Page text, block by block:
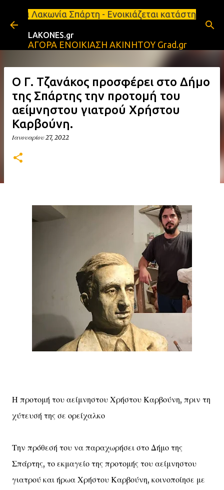
Μετάβαση στο κύριο περιεχόμενο
Σπάρτη - Ενοικιάζεται κατάστημα 134
LAKONES.gr
ΑΓΟΡΑ ΕΝΟΙΚΙΑΣΗ ΑΚΙΝΗΤΟΥ Grad.gr
Ο Γ. Τζανάκος προσφέρει στο Δήμο
της Σπάρτης την προτομή του
αείμνηστου γιατρού Χρήστου
Καρβούνη.
Ιανουαρίου 27, 2022
Η προτομή του αείμνηστου Χρήστου Καρβούνη, πριν τη
χύτευσή της σε ορείχαλκο
Την πρόθεσή του να παραχωρήσει στο Δήμο της
Σπάρτης, το εκμαγείο της προτομής του αείμνηστου
γιατρού και ήρωα Χρήστου Καρβούνη, κοινοποίησε με